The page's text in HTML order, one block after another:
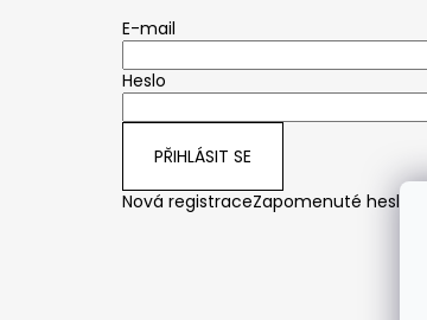
E-mail
Heslo
PŘIHLÁSIT SE
Nová registraceZapomenuté heslo